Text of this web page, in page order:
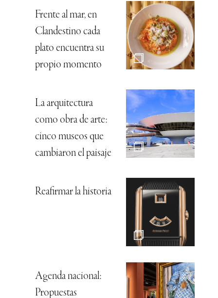
Frente al mar, en
Clandestino cada
plato encuentra su
propio momento
La arquitectura
como obra de arte:
cinco museos que
cambiaron el paisaje
Reafirmar la historia
Agenda nacional:
Propuestas